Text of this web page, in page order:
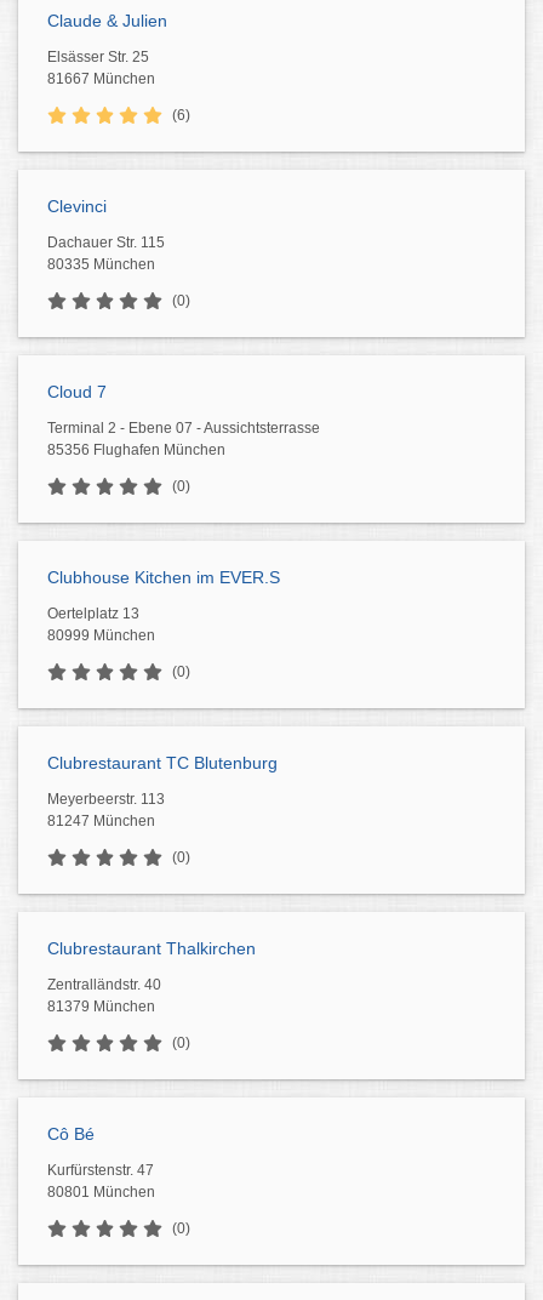
Claude & Julien
Elsässer Str. 25
81667 München
(6)
Clevinci
Dachauer Str. 115
80335 München
(0)
Cloud 7
Terminal 2 - Ebene 07 - Aussichtsterrasse
85356 Flughafen München
(0)
Clubhouse Kitchen im EVER.S
Oertelplatz 13
80999 München
(0)
Clubrestaurant TC Blutenburg
Meyerbeerstr. 113
81247 München
(0)
Clubrestaurant Thalkirchen
Zentralländstr. 40
81379 München
(0)
Cô Bé
Kurfürstenstr. 47
80801 München
(0)